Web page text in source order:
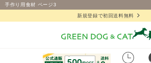
手作り用食材 ページ3
新規登録で初回送料無料